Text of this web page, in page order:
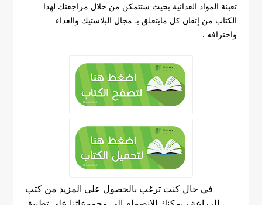
تعبئة المواد الغذائية بحيث ستتمكن من خلال مراجعتك لهذا
الكتاب من إتقان كل مايتعلق بـ مجال البلاستيك والغذاء
واحترافه .
في حال كنت ترغب بالحصول على المزيد من كتب